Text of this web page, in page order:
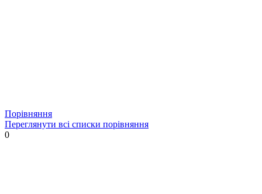
Порівняння
Переглянути всі списки порівняння
0